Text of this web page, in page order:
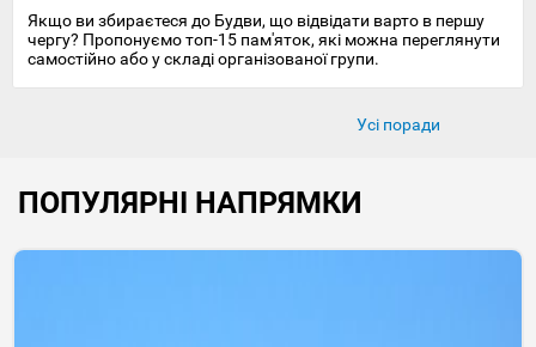
Якщо ви збираєтеся до Будви, що відвідати варто в першу
чергу? Пропонуємо топ-15 пам'яток, які можна переглянути
самостійно або у складі організованої групи.
Усі поради
ПОПУЛЯРНІ НАПРЯМКИ